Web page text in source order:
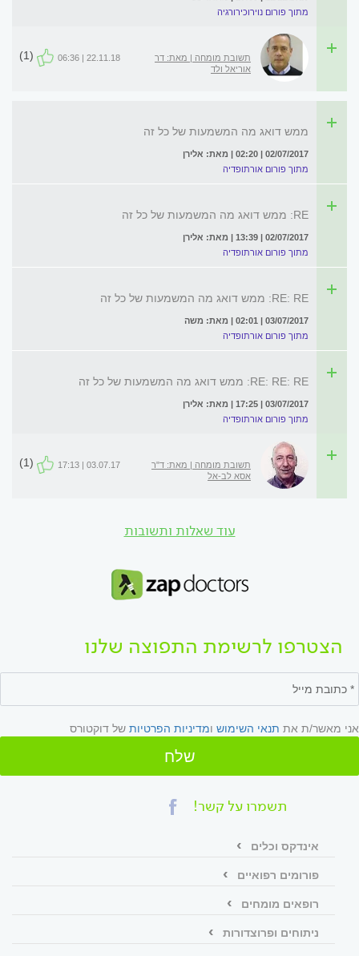
מתוך פורום נוירוכירורגיה
תשובת מומחה | מאת: דר
אוריאל ולד
22.11.18 | 06:36
(1)
ממש דואג מה המשמעות של כל זה
02/07/2017 | 02:20 | מאת: אלירן
מתוך פורום אורתופדיה
RE: ממש דואג מה המשמעות של כל זה
02/07/2017 | 13:39 | מאת: אלירן
מתוך פורום אורתופדיה
RE: RE: ממש דואג מה המשמעות של כל זה
03/07/2017 | 02:01 | מאת: משה
מתוך פורום אורתופדיה
RE: RE: RE: ממש דואג מה המשמעות של כל זה
03/07/2017 | 17:25 | מאת: אלירן
מתוך פורום אורתופדיה
תשובת מומחה | מאת: ד"ר
אסא לב-אל
03.07.17 | 17:13
(1)
עוד שאלות ותשובות
הצטרפו לרשימת התפוצה שלנו
אני מאשר/ת את תנאי השימוש ומדיניות הפרטיות של דוקטורס
שלח
תשמרו על קשר!
אינדקס וכלים
פורומים רפואיים
רופאים מומחים
ניתוחים ופרוצדורות